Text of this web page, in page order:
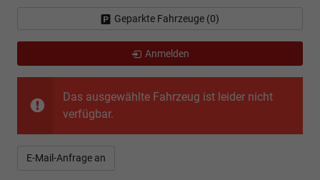
Das ausgewählte Fahrzeug ist leider nicht
verfügbar.
E-Mail-Anfrage an
Geparkte Fahrzeuge (0)
Anmelden